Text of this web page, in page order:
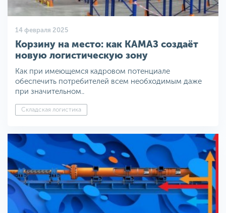
14 февраля 2025
Корзину на место: как КАМАЗ создаёт
новую логистическую зону
Как при имеющемся кадровом потенциале
обеспечить потребителей всем необходимым даже
при значительном..
Складская логистика